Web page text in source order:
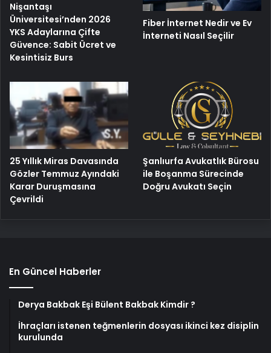
Nişantaşı
Üniversitesi’nden 2026
YKS Adaylarına Çifte
Güvence: Sabit Ücret ve
Kesintisiz Burs
Fiber İnternet Nedir ve Ev
İnterneti Nasıl Seçilir
25 Yıllık Miras Davasında
Gözler Temmuz Ayındaki
Karar Duruşmasına
Çevrildi
Şanlıurfa Avukatlık Bürosu
ile Boşanma Sürecinde
Doğru Avukatı Seçin
En Güncel Haberler
Derya Bakbak Eşi Bülent Bakbak Kimdir ?
İhraçları istenen teğmenlerin dosyası ikinci kez disiplin
kurulunda